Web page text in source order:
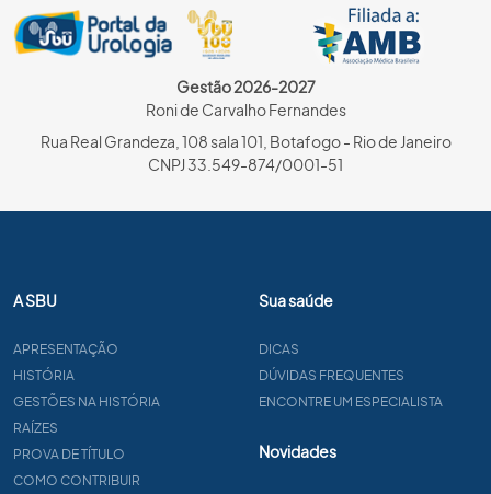
Gestão 2026-2027
Roni de Carvalho Fernandes
Rua Real Grandeza, 108 sala 101, Botafogo - Rio de Janeiro
CNPJ 33.549-874/0001-51
A SBU
APRESENTAÇÃO
HISTÓRIA
GESTÕES NA HISTÓRIA
RAÍZES
PROVA DE TÍTULO
COMO CONTRIBUIR
Sua saúde
DICAS
DÚVIDAS FREQUENTES
ENCONTRE UM ESPECIALISTA
Novidades